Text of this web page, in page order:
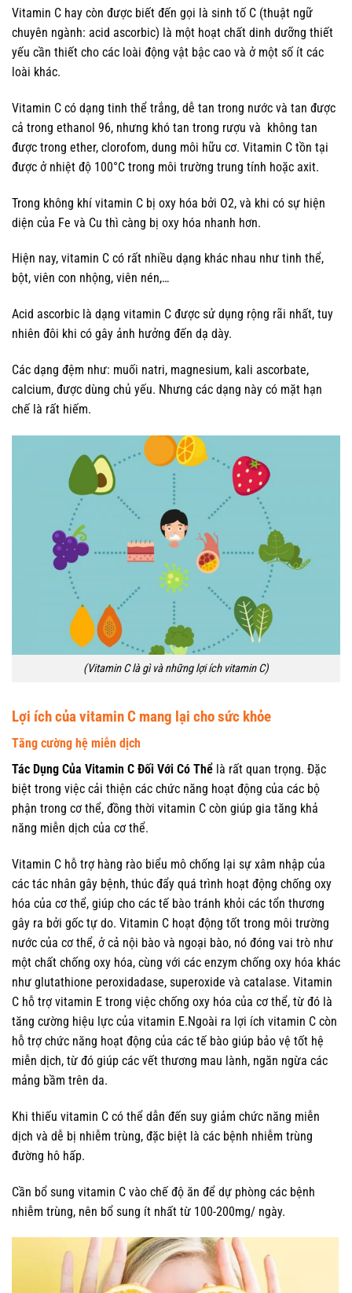
Vitamin C hay còn được biết đến gọi là sinh tố C (thuật ngữ
chuyên ngành: acid ascorbic) là một hoạt chất dinh dưỡng thiết
yếu cần thiết cho các loài động vật bậc cao và ở một số ít các
loài khác.
Vitamin C có dạng tinh thể trắng, dễ tan trong nước và tan được
cả trong ethanol 96, nhưng khó tan trong rượu và không tan
được trong ether, clorofom, dung môi hữu cơ. Vitamin C tồn tại
được ở nhiệt độ 100°C trong môi trường trung tính hoặc axit.
Trong không khí vitamin C bị oxy hóa bởi O2, và khi có sự hiện
diện của Fe và Cu thì càng bị oxy hóa nhanh hơn.
Hiện nay, vitamin C có rất nhiều dạng khác nhau như tinh thể,
bột, viên con nhộng, viên nén,…
Acid ascorbic là dạng vitamin C được sử dụng rộng rãi nhất, tuy
nhiên đôi khi có gây ảnh hưởng đến dạ dày.
Các dạng đệm như: muối natri, magnesium, kali ascorbate,
calcium, được dùng chủ yếu. Nhưng các dạng này có mặt hạn
chế là rất hiếm.
(Vitamin C là gì và những lợi ích vitamin C)
Lợi ích của vitamin C mang lại cho sức khỏe
Tăng cường hệ miễn dịch
Tác Dụng Của Vitamin C Đối Với Có Thể là rất quan trọng. Đặc
biệt trong việc cải thiện các chức năng hoạt động của các bộ
phận trong cơ thể, đồng thời vitamin C còn giúp gia tăng khả
năng miễn dịch của cơ thể.
Vitamin C hỗ trợ hàng rào biểu mô chống lại sự xâm nhập của
các tác nhân gây bệnh, thúc đẩy quá trình hoạt động chống oxy
hóa của cơ thể, giúp cho các tế bào tránh khỏi các tổn thương
gây ra bởi gốc tự do. Vitamin C hoạt động tốt trong môi trường
nước của cơ thể, ở cả nội bào và ngoại bào, nó đóng vai trò như
một chất chống oxy hóa, cùng với các enzym chống oxy hóa khác
như glutathione peroxidadase, superoxide và catalase. Vitamin
C hỗ trợ vitamin E trong việc chống oxy hóa của cơ thể, từ đó là
tăng cường hiệu lực của vitamin E.Ngoài ra lợi ích vitamin C còn
hỗ trợ chức năng hoạt động của các tế bào giúp bảo vệ tốt hệ
miễn dịch, từ đó giúp các vết thương mau lành, ngăn ngừa các
mảng bầm trên da.
Khi thiếu vitamin C có thể dẫn đến suy giảm chức năng miễn
dịch và dễ bị nhiễm trùng, đặc biệt là các bệnh nhiễm trùng
đường hô hấp.
Cần bổ sung vitamin C vào chế độ ăn để dự phòng các bệnh
nhiễm trùng, nên bổ sung ít nhất từ 100-200mg/ ngày.